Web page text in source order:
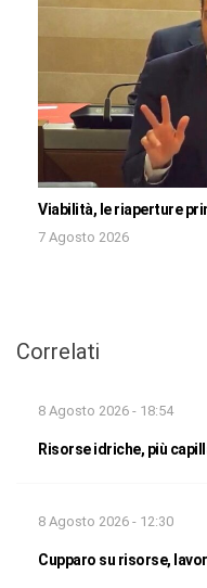
Viabilità, le riaperture
7 Agosto 2026
Correlati
8 Agosto 2026 - 18:54
Risorse idriche, più
8 Agosto 2026 - 12:30
Cupparo su risorse,